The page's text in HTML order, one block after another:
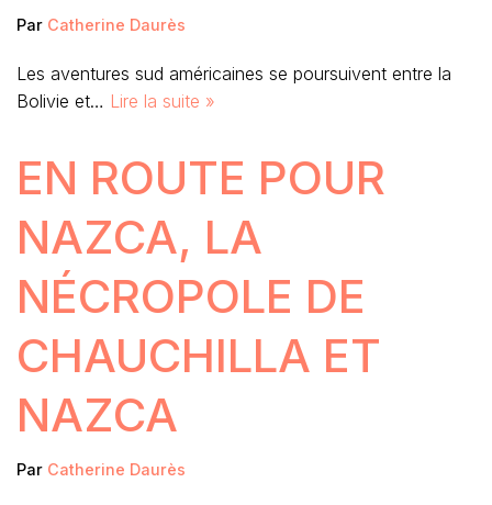
Par Catherine Daurès
Les aventures sud américaines se poursuivent entre la
Bolivie et… Lire la suite »
EN ROUTE POUR
NAZCA, LA
NÉCROPOLE DE
CHAUCHILLA ET
NAZCA
Par Catherine Daurès